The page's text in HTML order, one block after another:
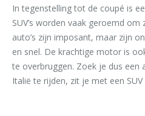
In tegenstelling tot de coupé is
SUV’s worden vaak geroemd
auto’s zijn imposant, maar zijn
en snel. De krachtige motor is
te overbruggen. Zoek je dus een
Italië te rijden, zit je met een